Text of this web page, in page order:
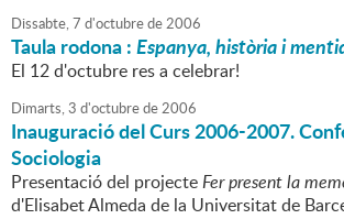
Dissabte,7 d'octubrede2006
Taula rodona :Espanya, història i
El 12 d'octubre res a celebrar!
Dimarts,3 d'octubrede2006
Inauguració del Curs 2006-2007.
Sociologia
Presentació del projecteFer present la
d'Elisabet Almeda de la Universitat de